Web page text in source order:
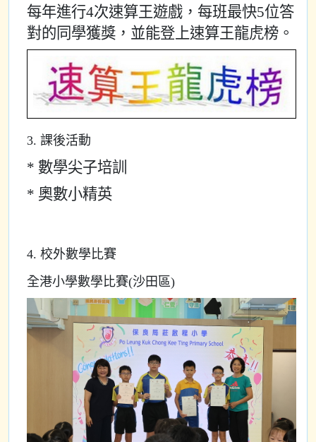
每年進行4次速算王遊戲，每班最快5位答
對的同學獲獎，並能登上速算王龍虎榜。
3. 課後活動
* 數學尖子培訓
* 奧數小精英
4. 校外數學比賽
全港小學數學比賽(沙田區)